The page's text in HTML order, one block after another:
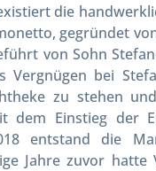
die
gegründet
von Sohn
Vergnügen bei
zu stehen
dem Einstieg der
entstand die
Jahre zuvor hatte